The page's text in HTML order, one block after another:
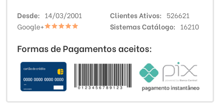
Desde 14/03/2001 Clientes Ativos
526621
Google+
Sistemas Catálogo 16210
Formas de Pagamentos aceitos: